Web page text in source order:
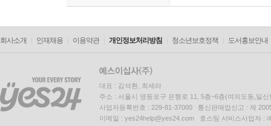
회사소개 인재채용 이용약관 개인정보처리방침 청소년보호정책 도서홍보안내
대표 : 김석환, 최세라
주소 : 서울시 영등포구 은행로 11, 5층~6층(여의도동,일신
사업자등록번호 : 229-81-37000 통신판매업신고 : 제
이메일 : yes24help@yes24.com 호스팅 서비스사업자 :